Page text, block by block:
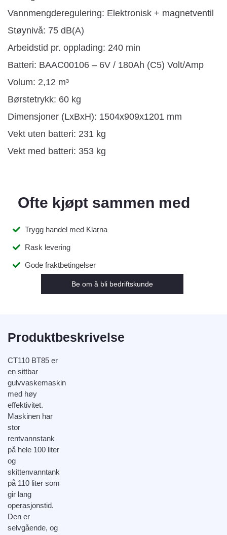
Vannmengderegulering: Elektronisk + magnetventil
Støynivå: 75 dB(A)
Arbeidstid pr. opplading: 240 min
Batteri: BAAC00106 – 6V / 180Ah (C5) Volt/Amp
Volum: 2,12 m³
Børstetrykk: 60 kg
Dimensjoner (LxBxH): 1504x909x1201 mm
Vekt uten batteri: 231 kg
Vekt med batteri: 353 kg
Ofte kjøpt sammen med
Trygg handel med Klarna
Rask levering
Gode fraktbetingelser
Be om å bli bedriftskunde
Produktbeskrivelse
CT110 BT85 er
en sittbar
gulvvaskemaskin
med høy
effektivitet.
Maskinen har
stor
rentvannstank
på hele 100 liter
og
skittenvanntank
på 110 liter som
gir lang
operasjonstid.
Den er
selvgående, og